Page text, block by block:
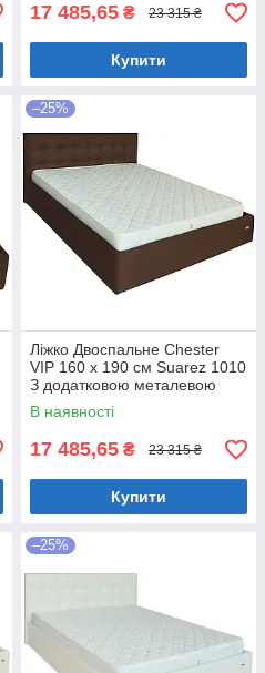
17 485,65 ₴ 23 315 ₴
Купити
–25%
Ліжко Двоспальне Chester
VIP 160 х 190 см Suarez 1010
З додатковою металевою
цільнозварною рамою
Коричневий
В наявності
17 485,65 ₴ 23 315 ₴
Купити
–25%